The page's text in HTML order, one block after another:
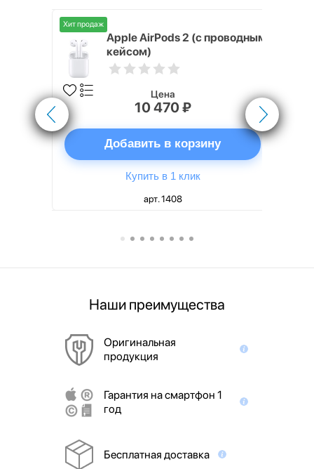
Хит продаж
Apple AirPods 2 (с проводным
кейсом)
Цена
10 470 ₽
Добавить в корзину
Купить в 1 клик
арт. 1408
Наши преимущества
Оригинальная
продукция
Гарантия на смартфон 1
год
Бесплатная доставка